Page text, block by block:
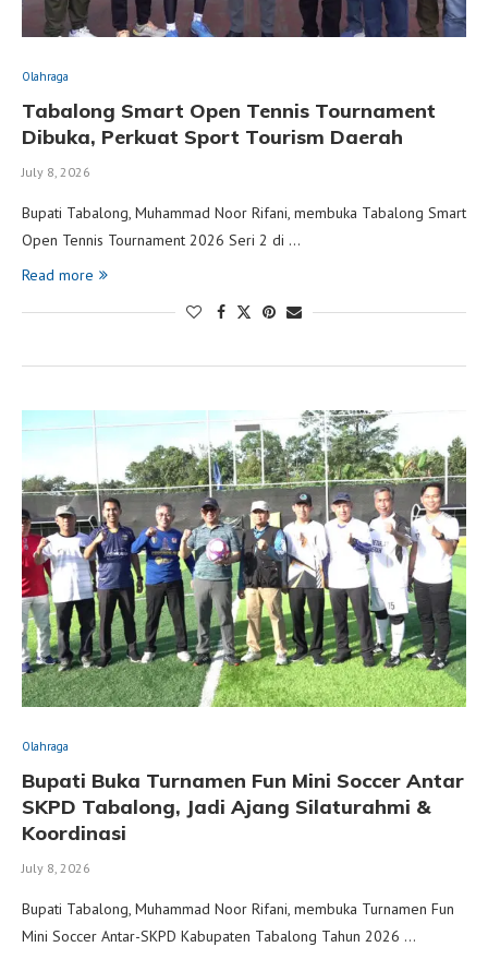
Olahraga
Tabalong Smart Open Tennis Tournament
Dibuka, Perkuat Sport Tourism Daerah
July 8, 2026
Bupati Tabalong, Muhammad Noor Rifani, membuka Tabalong Smart
Open Tennis Tournament 2026 Seri 2 di …
Read more
Olahraga
Bupati Buka Turnamen Fun Mini Soccer Antar
SKPD Tabalong, Jadi Ajang Silaturahmi &
Koordinasi
July 8, 2026
Bupati Tabalong, Muhammad Noor Rifani, membuka Turnamen Fun
Mini Soccer Antar-SKPD Kabupaten Tabalong Tahun 2026 …